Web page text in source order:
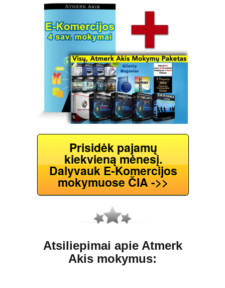
Prisidėk pajamų
kiekvieną mėnesį.
Dalyvauk E-Komercijos
mokymuose ČIA ->>
Atsiliepimai apie Atmerk
Akis mokymus: